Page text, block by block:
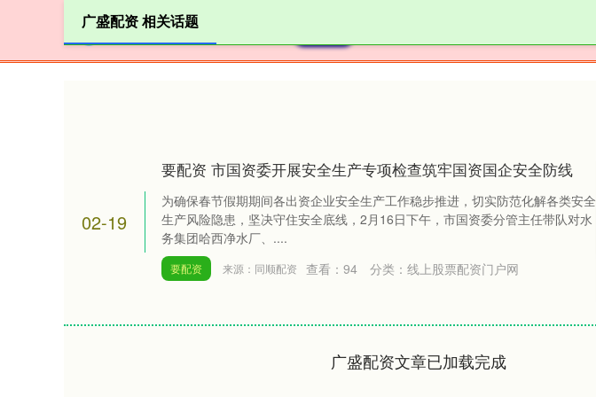
广盛配资 相关话题
02-19
要配资 市国资委开展安全生产专项检查筑牢国资国企安全防线
为确保春节假期期间各出资企业安全生产工作稳步推进，切实防范化解各类安全
生产风险隐患，坚决守住安全底线，2月16日下午，市国资委分管主任带队对水
务集团哈西净水厂、....
要配资 来源：同顺配资 查看： 94 分类： 线上股票配资门户网
广盛配资文章已加载完成